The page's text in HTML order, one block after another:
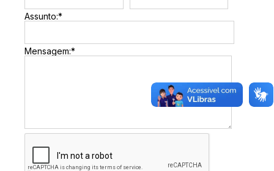
Assunto:*
Mensagem:*